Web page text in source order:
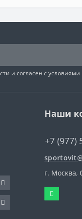
и согласен с условиями
Наши
+7 (977)
г. Москва,